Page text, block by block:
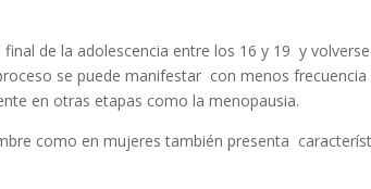
de la adolescencia entre los 16 y 19 y volverse
se puede manifestar con menos frecuencia
en otras etapas como la menopausia.
como en mujeres también presenta